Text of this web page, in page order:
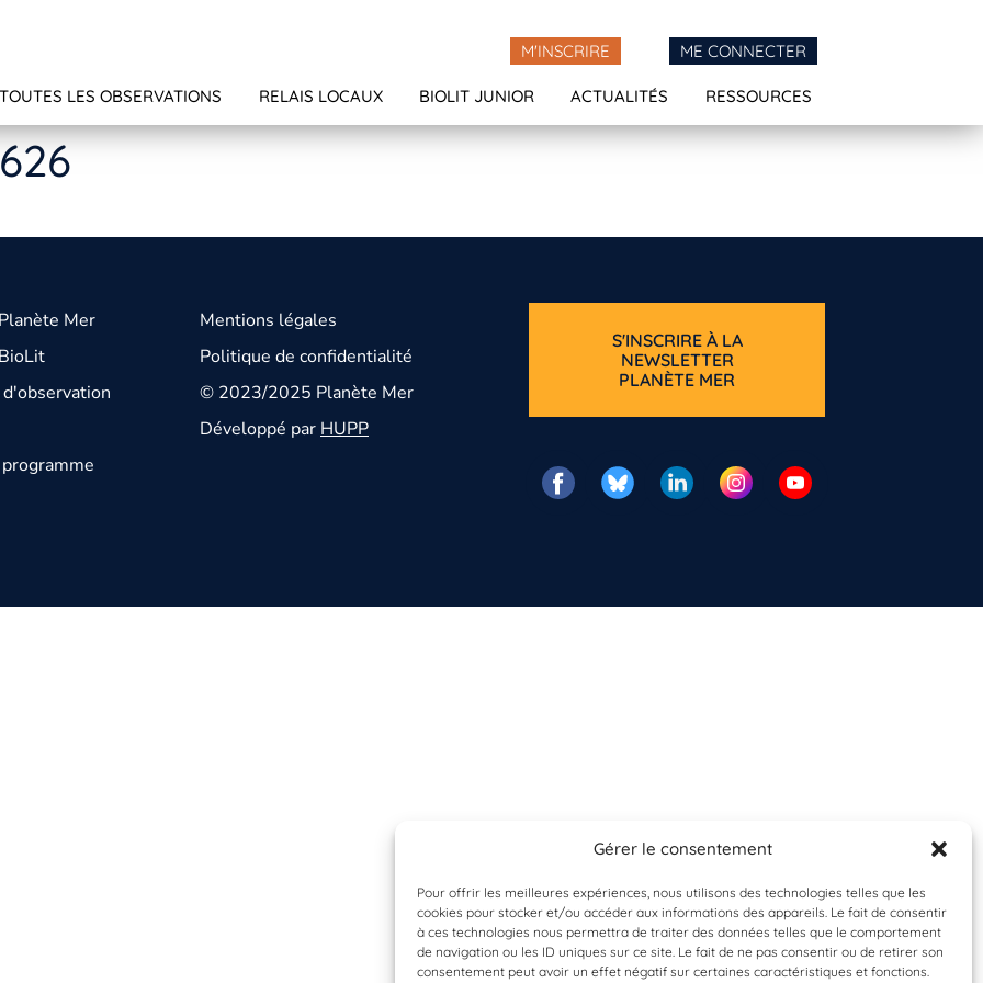
Gérer le consentement
Pour offrir les meilleures expériences, nous utilisons des technologies telles que les
cookies pour stocker et/ou accéder aux informations des appareils. Le fait de consentir
à ces technologies nous permettra de traiter des données telles que le comportement
de navigation ou les ID uniques sur ce site. Le fait de ne pas consentir ou de retirer son
consentement peut avoir un effet négatif sur certaines caractéristiques et fonctions.
M'INSCRIRE ME CONNECTER
TOUTES LES OBSERVATIONS RELAIS LOCAUX BIOLIT JUNIOR ACTUALITÉS RESSOURCES
Mer
Mentions légales
Politique de confidentialité
© 2023/2025 Planète Mer
Développé parHUPP
S'INSCRIRE À LA
NEWSLETTER
PLANÈTE MER